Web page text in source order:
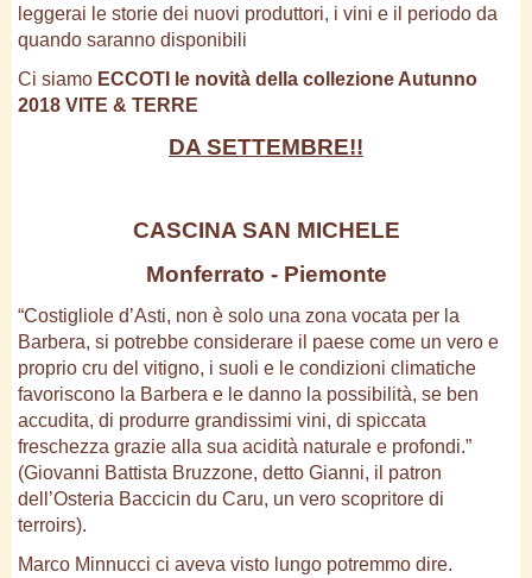
leggerai le storie dei nuovi produttori, i vini e il periodo da
quando saranno disponibili
Ci siamo ECCOTI le novità della collezione Autunno
2018 VITE & TERRE
DA SETTEMBRE!!
CASCINA SAN MICHELE
Monferrato - Piemonte
“Costigliole d’Asti, non è solo una zona vocata per la
Barbera, si potrebbe considerare il paese come un vero e
proprio cru del vitigno, i suoli e le condizioni climatiche
favoriscono la Barbera e le danno la possibilità, se ben
accudita, di produrre grandissimi vini, di spiccata
freschezza grazie alla sua acidità naturale e profondi.”
(Giovanni Battista Bruzzone, detto Gianni, il patron
dell’Osteria Baccicin du Caru, un vero scopritore di
terroirs).
Marco Minnucci ci aveva visto lungo potremmo dire.